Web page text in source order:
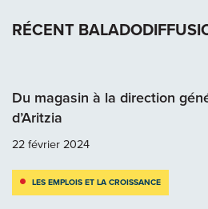
RÉCENT
Du magasin à la direction
d’Aritzia
22 février 2024
LES EMPLOIS ET LA CROISSANCE